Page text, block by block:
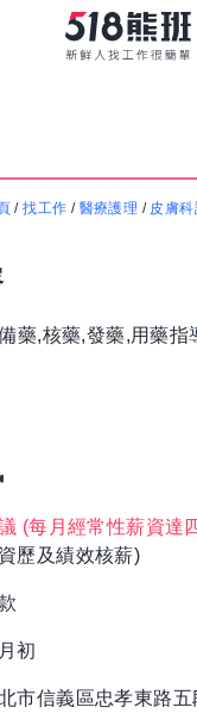
/找工作 / 醫療護理 / 皮膚
藥,核藥,發藥,用藥指
(每月經常性薪資達
歷及績效核薪)
初
市信義區忠孝東路五